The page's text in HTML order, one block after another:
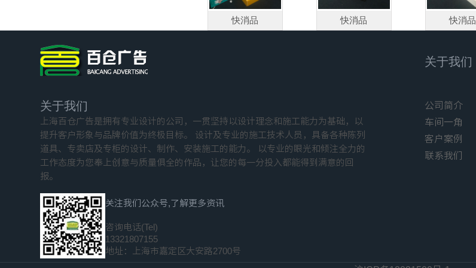
快消品 快消品 快消品
关于我们
关于我们
上海百仓广告是拥有专业设计的公司，一贯坚持以设计理念和施工能力为基础，以
提升客户形象与品牌价值为终极目标。 设计及专业的施工技术人员，具备各种陈列
道具、专卖店及专柜的设计、制作、安装施工的能力。 以专业的眼光和倾注全力的
工作态度为您奉上创意与质量俱全的作品，让您的每一分投入都能得到满意的回
报。
关注我们公众号,了解更多资讯
咨询电话(Tel)
13321807155
地址：上海市嘉定区大安路2700号
公司简介
车间一角
客户案例
联系我们